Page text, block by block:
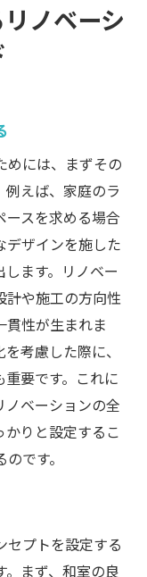
ノベーシ
めには、まずその
えば、家庭のラ
ースを求める場合
デザインを施した
ます。リノベー
計や施工の方向性
貫性が生まれま
考慮した際に、
要です。これに
ノベーションの全
りと設定するこ
です。
セプトを設定する
まず、和室の良